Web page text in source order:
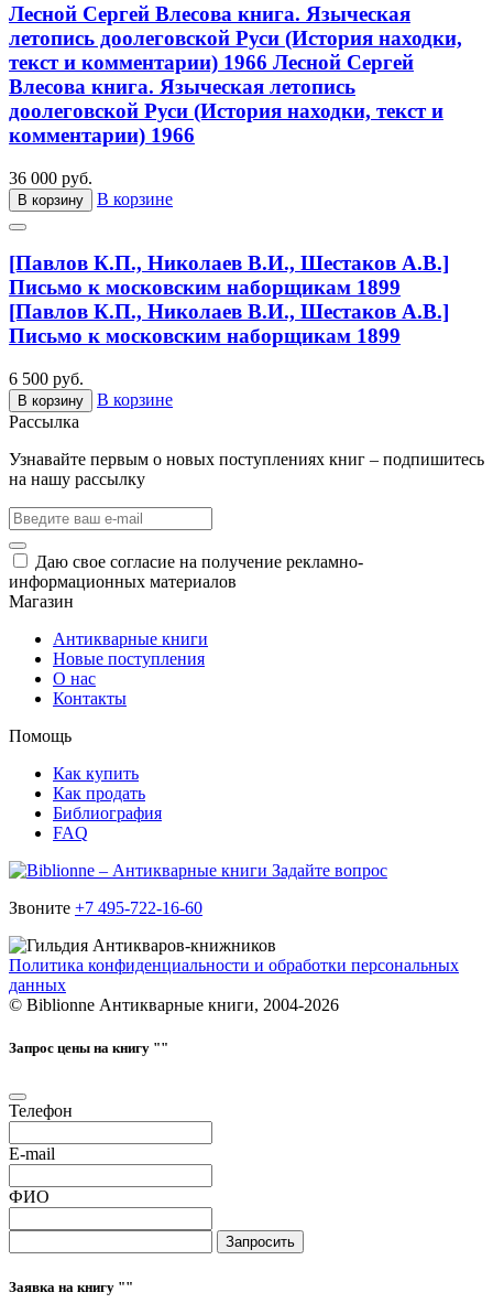
Лесной Сергей Влесова книга. Языческая
летопись доолеговской Руси (История находки,
текст и комментарии) 1966 Лесной Сергей
Влесова книга. Языческая летопись
доолеговской Руси (История находки, текст и
комментарии) 1966
36 000 руб.
В корзину В корзине
[Павлов К.П., Николаев В.И., Шестаков А.В.]
Письмо к московским наборщикам 1899
[Павлов К.П., Николаев В.И., Шестаков А.В.]
Письмо к московским наборщикам 1899
6 500 руб.
В корзину
В корзине
Рассылка
Узнавайте первым о новых поступлениях книг – подпишитесь
на нашу рассылку
Даю свое согласие на получение рекламно-
информационных материалов
Магазин
Антикварные книги
Новые поступления
О нас
Контакты
Помощь
Как купить
Как продать
Библиография
FAQ
Задайте вопрос
Звоните +7 495-722-16-60
Политика конфиденциальности и обработки персональных
данных
© Biblionne Антикварные книги, 2004-2026
Запрос цены на книгу ""
Телефон
E-mail
ФИО
Запросить
Заявка на книгу ""